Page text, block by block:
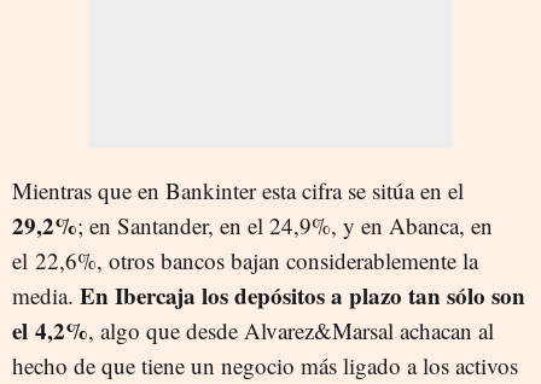
Mientras que en Bankinter esta cifra se sitúa en el
29,2%; en Santander, en el 24,9%, y en Abanca, en
el 22,6%, otros bancos bajan considerablemente la
media. En Ibercaja los depósitos a plazo tan sólo son
el 4,2%, algo que desde Alvarez&Marsal achacan al
hecho de que tiene un negocio más ligado a los activos